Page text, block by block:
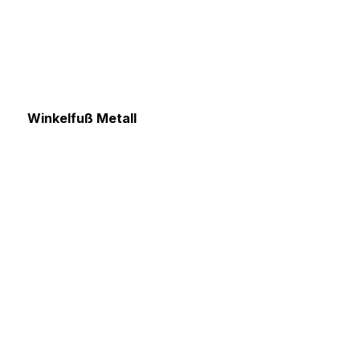
Winkelfuß Metall